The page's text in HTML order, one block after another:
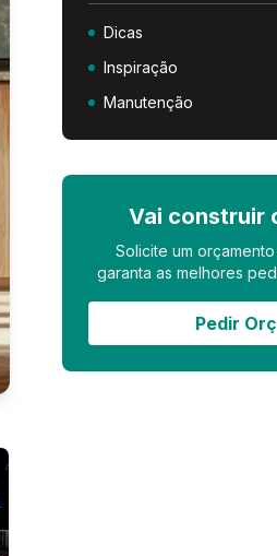
Dicas
Inspiração
Manutenção
Vai construir
Solicite um
garanta as melhores
Pedir